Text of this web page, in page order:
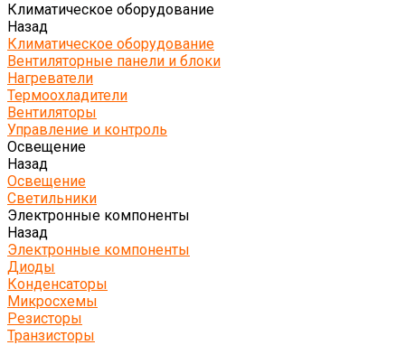
Климатическое оборудование
Назад
Климатическое оборудование
Вентиляторные панели и блоки
Нагреватели
Термоохладители
Вентиляторы
Управление и контроль
Освещение
Назад
Освещение
Светильники
Электронные компоненты
Назад
Электронные компоненты
Диоды
Конденсаторы
Микросхемы
Резисторы
Транзисторы